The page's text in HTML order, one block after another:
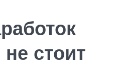
стоит